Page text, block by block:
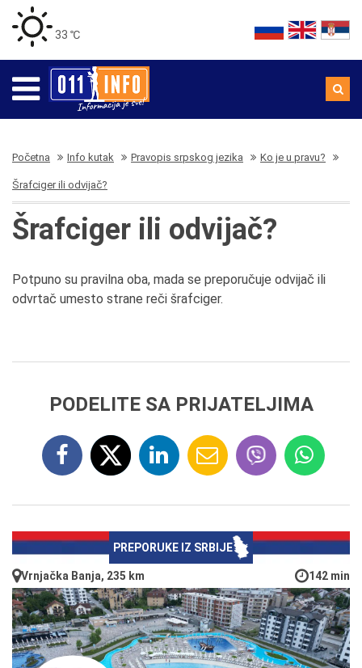
33 ℃
Početna Info kutak Pravopis srpskog jezika Ko je u pravu?
Šrafciger ili odvijač?
Šrafciger ili odvijač?
Potpuno su pravilna oba, mada se preporučuje odvijač ili
odvrtač umesto strane reči šrafciger.
PODELITE SA PRIJATELJIMA
PREPORUKE IZ SRBIJE
Vrnjačka Banja, 235 km 142 min